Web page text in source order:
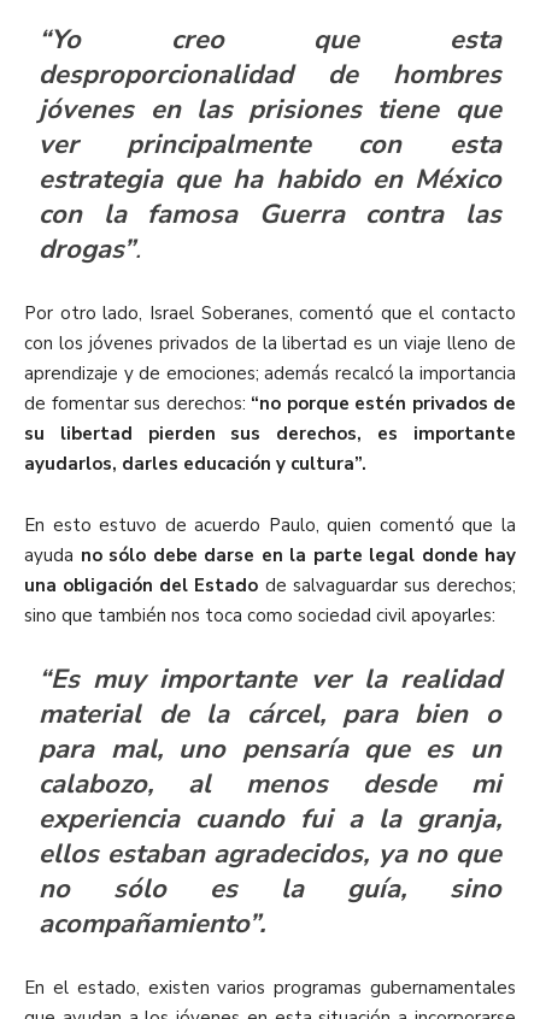
“Yo creo que esta
desproporcionalidad de hombres
jóvenes en las prisiones tiene que
ver principalmente con esta
estrategia que ha habido en México
con la famosa Guerra contra las
drogas”.
Por otro lado, Israel Soberanes, comentó que el contacto
con los jóvenes privados de la libertad es un viaje lleno de
aprendizaje y de emociones; además recalcó la importancia
de fomentar sus derechos: “no porque estén privados de
su libertad pierden sus derechos, es importante
ayudarlos, darles educación y cultura”.
En esto estuvo de acuerdo Paulo, quien comentó que la
ayuda no sólo debe darse en la parte legal donde hay
una obligación del Estado de salvaguardar sus derechos;
sino que también nos toca como sociedad civil apoyarles:
“Es muy importante ver la realidad
material de la cárcel, para bien o
para mal, uno pensaría que es un
calabozo, al menos desde mi
experiencia cuando fui a la granja,
ellos estaban agradecidos, ya no que
no sólo es la guía, sino
acompañamiento”.
En el estado, existen varios programas gubernamentales